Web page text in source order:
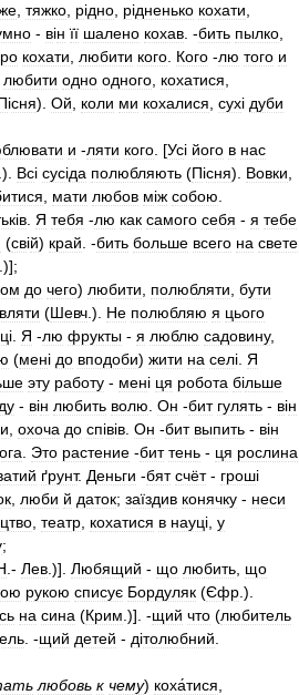
тяжко рідно рідненько кохати
- він її шалено кохав . -бить пылко
кохати любити кого Кого -лю того и
любити одно одного кохатися
існя). Ой коли ми кохалися сухі дуби
и -ляти кого . [Усі його в нас
.). Всі сусіда полюбляють (Пісня). Вовки
мати любов між собою
ів Я тебя -лю как самого себя - я тебе
(свій) край . -бить больше всего на свете
.)];
до чего) любити полюбляти бути
(Шевч .). Не полюбляю я цього
і. Я -лю фрукты - я люблю садовину,
(мені до вподоби) жити на селі. Я
эту работу - мені ця робота більше
- він любить волю Он -бит гулять - він
охоча до співів Он -бит выпить - він
Это растение -бит тень - ця рослина
ґрунт. Деньги -бят счёт- гроші
люби й даток; заїздив конячку - неси
театр кохатися в науці, у
;
.- Лев .)]. Любящий - що любить що
рукою списує Бордуляк (Єфр .).
на сина (Крим .)]. -щий что (любитель
. -щий детей - дітолюбний
любовь к чему) коха́тися